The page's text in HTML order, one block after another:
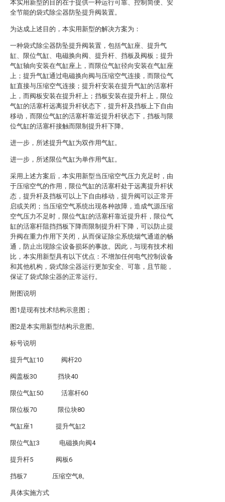
本实用新型的目的在于提供一种运行可靠、控制简便、安
全节能的袋式除尘器防坠提升阀装置。
为达成上述目的，本实用新型的解决方案为：
一种袋式除尘器防坠提升阀装置，包括气缸座、提升气
缸、限位气缸、电磁换向阀、提升杆、挡板及阀板；提升
气缸轴向安装在气缸座上，而限位气缸径向安装在气缸座
上；提升气缸通过电磁换向阀与压缩空气连接，而限位气
缸直接与压缩空气连接；提升杆安装在提升气缸的活塞杆
上，而阀板安装在提升杆上；挡板安装在提升杆上，限位
气缸的活塞杆远离提升杆状态下，提升杆及挡板上下自由
移动，而限位气缸的活塞杆靠近提升杆状态下，挡板与限
位气缸的活塞杆接触而限制提升杆下降。
进一步，所述提升气缸为双作用气缸。
进一步，所述限位气缸为单作用气缸。
采用上述方案后，本实用新型当压缩空气压力充足时，由
于压缩空气的作用，限位气缸的活塞杆处于远离提升杆状
态，提升杆及挡板可以上下自由移动，提升阀可以正常开
启或关闭；当压缩空气系统出现各种故障，造成气源压缩
空气压力不足时，限位气缸的活塞杆靠近提升杆，限位气
缸的活塞杆阻挡挡板下降而限制提升杆下降，可以防止提
升阀在重力作用下关闭，从而保证除尘系统烟气通道的畅
通，防止出现除尘设备损坏的事故。因此，与现有技术相
比，本实用新型具有以下优点：不增加任何电气控制设备
和其他机构，袋式除尘器运行更加安全、可靠，且节能，
保证了袋式除尘器的正常运行。
附图说明
图1是现有技术结构示意图；
图2是本实用新型结构示意图。
标号说明
提升气缸10 阀杆20
阀盖板30 挡块40
限位气缸50 活塞杆60
限位板70 限位块80
气缸座1 提升气缸2
限位气缸3 电磁换向阀4
提升杆5 阀板6
挡板7 压缩空气8。
具体实施方式